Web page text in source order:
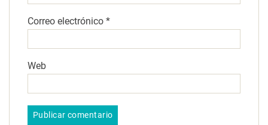
Correo electrónico *
Web